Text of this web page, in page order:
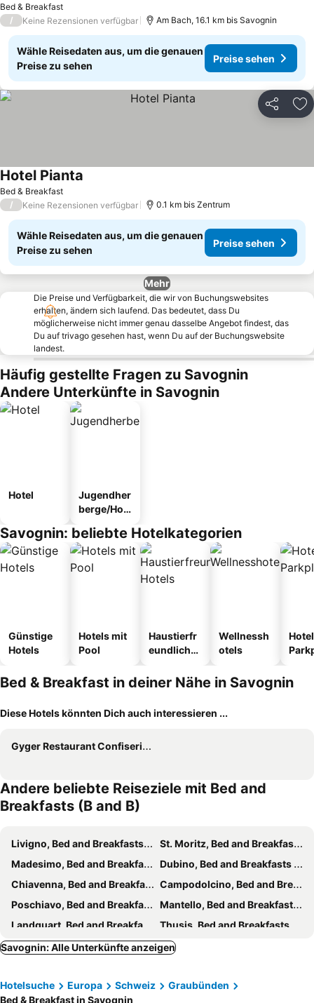
Bed & Breakfast
/ Keine Rezensionen verfügbar Am Bach, 16.1 km bis Savognin
Wähle Reisedaten aus, um die genauen
Preise zu sehen
Preise sehen
Teilen
Bed & Breakfast
Hotel Pianta
/ Keine Rezensionen verfügbar 0.1 km bis Zentrum
Wähle Reisedaten aus, um die genauen
Preise zu sehen
Preise sehen
Mehr
Die Preise und Verfügbarkeit, die wir von Buchungswebsites
erhalten, ändern sich laufend. Das bedeutet, dass Du
möglicherweise nicht immer genau dasselbe Angebot findest, das
Du auf trivago gesehen hast, wenn Du auf der Buchungswebsite
landest.
Häufig gestellte Fragen zu Savognin
Andere Unterkünfte in Savognin
Hotel
Jugendher
berge/Hos
Savognin: beliebte Hotelkategorien
Günstige
Hotels
Hotels mit
Pool
Haustierfr
eundliche
Wellnessh
otels
Bed & Breakfast in deiner Nähe in Savognin
Diese Hotels könnten Dich auch interessieren ...
Gyger Restaurant Confiserie B&B
Andere beliebte Reiseziele mit Bed and
Breakfasts (B and B)
Livigno, Bed and Breakfasts (B and B)
St. Moritz, Bed and Breakfasts (B and B)
Madesimo, Bed and Breakfasts (B and B)
Dubino, Bed and Breakfasts (B and B)
Chiavenna, Bed and Breakfasts (B and B)
Campodolcino, Bed and Breakfasts (B and B)
Poschiavo, Bed and Breakfasts (B and B)
Mantello, Bed and Breakfasts (B and B)
Landquart, Bed and Breakfasts (B and B)
Thusis, Bed and Breakfasts (B and B)
Chur, Bed and Breakfasts (B and B)
Sorico, Bed and Breakfasts (B and B)
Churwalden, Bed and Breakfasts (B and B)
Verdabbio, Bed and Breakfasts (B and B)
Savognin: Alle Unterkünfte anzeigen
Hotelsuche Europa Schweiz
Graubünden
Bed & Breakfast in Savognin